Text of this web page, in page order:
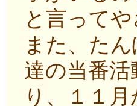
と言って
また、た
達の当番
り、１１